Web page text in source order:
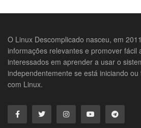
O Linux Descomplicado nasceu, em
informações relevantes e promover fácil
interessados em aprender a usar o
independentemente se está iniciando
com Linux.